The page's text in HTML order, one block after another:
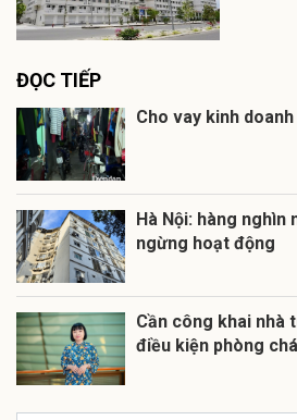
ĐỌC TIẾP
Cho vay kinh
Hà Nội: hàng nghìn
ngừng hoạt động
Cần công khai nhà
điều kiện phòng